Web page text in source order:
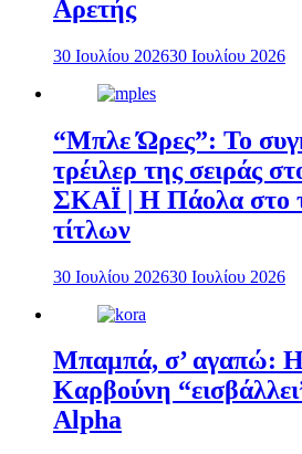
Αρετής
30 Ιουλίου 202630 Ιουλίου 2026
“Μπλε Ώρες”: Το
τρέιλερ της σειράς
ΣΚΑΪ | Η Πάολα στο
τίτλων
30 Ιουλίου 202630 Ιουλίου 2026
Μπαμπά, σ’ αγαπώ:
Καρβούνη
Alpha